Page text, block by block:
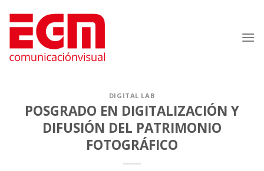
contenido
DIGITAL LAB
POSGRADO EN DIGITALIZACIÓN Y
DIFUSIÓN DEL PATRIMONIO
FOTOGRÁFICO